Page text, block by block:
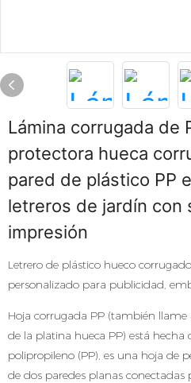
Lámina corrugada de
protectora hueca
pared de plástico PP
letreros de jardín con
impresión
Letrero de plástico hueco
personalizado para publicidad,
Hoja corrugada PP (también
de la platina hueca PP) está
polipropileno (PP), es una hoja de
de dos paredes planas conectadas